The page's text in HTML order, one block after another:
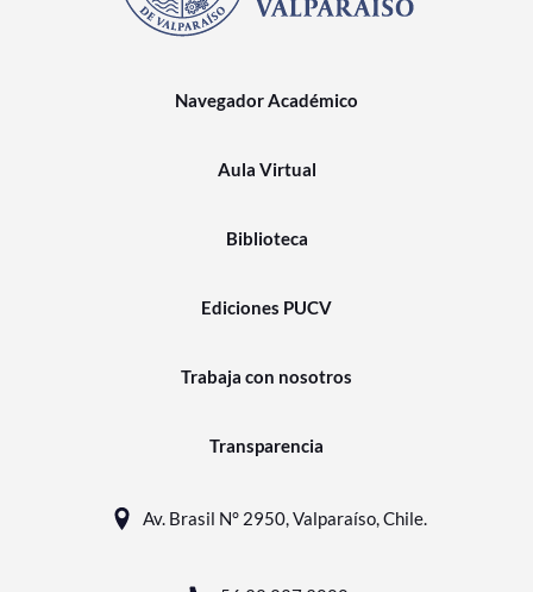
Navegador Académico
Aula Virtual
Biblioteca
Ediciones PUCV
Trabaja con nosotros
Transparencia
Av. Brasil N° 2950, Valparaíso, Chile.